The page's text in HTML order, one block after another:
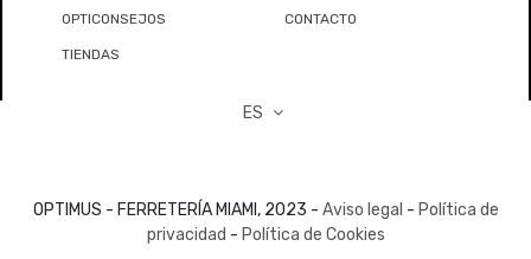
OPTICONSEJOS CONTACTO
TIENDAS
ES
OPTIMUS - FERRETERÍA MIAMI, 2023 - Aviso legal - Política de
privacidad - Política de Cookies